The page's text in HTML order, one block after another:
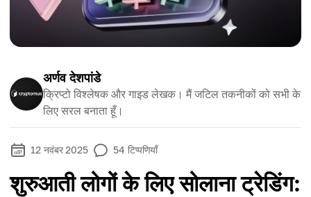
अर्णव देशपांडे
क्रिप्टो विश्लेषक और गाइड लेखक। मैं जटिल तकनीकों को सभी के
लिए सरल बनाता हूँ।
12 नवंबर 2025 54 टिप्पणियाँ
शुरुआती लोगों के लिए सोलाना ट्रेडिंग: